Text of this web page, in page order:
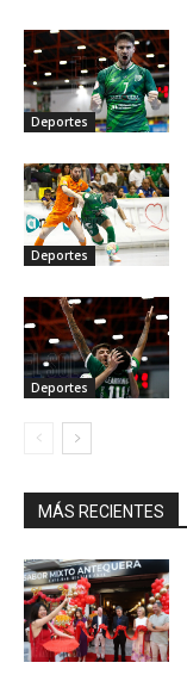
Deportes
Deportes
Deportes
MÁS RECIENTES